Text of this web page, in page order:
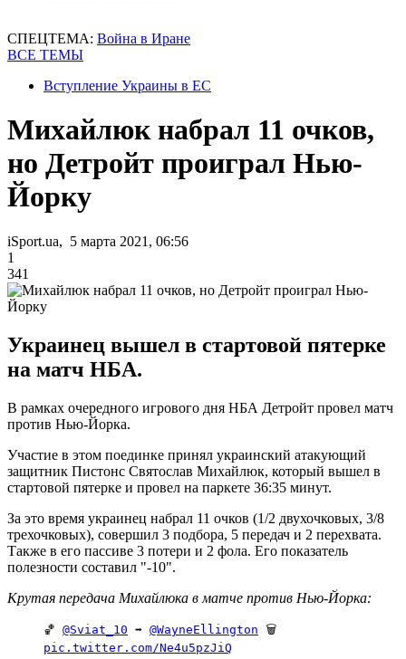
СПЕЦТЕМА: Война в Иране
ВСЕ ТЕМЫ
Вступление Украины в ЕС
Михайлюк набрал 11 очков,
но Детройт проиграл Нью-
Йорку
iSport.ua, 5 марта 2021, 06:56
1
341
Украинец вышел в стартовой пятерке
на матч НБА.
В рамках очередного игрового дня НБА Детройт провел матч
против Нью-Йорка.
Участие в этом поединке принял украинский атакующий
защитник Пистонс Святослав Михайлюк, который вышел в
стартовой пятерке и провел на паркете 36:35 минут.
За это время украинец набрал 11 очков (1/2 двухочковых, 3/8
трехочковых), совершил 3 подбора, 5 передач и 2 перехвата.
Также в его пассиве 3 потери и 2 фола. Его показатель
полезности составил "-10".
Крутая передача Михайлюка в матче против Нью-Йорка:
🏀 @Sviat_10 ➡️ @WayneEllington 🗑
pic.twitter.com/Ne4u5pzJiQ